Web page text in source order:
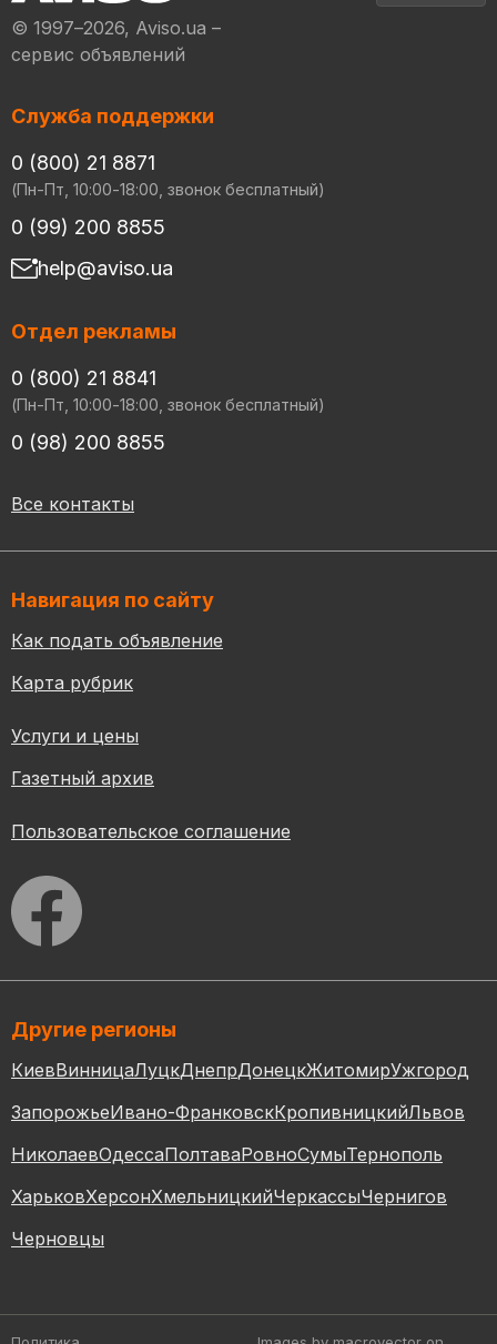
© 1997–2026, Aviso.ua –
сервис объявлений
Служба поддержки
0 (800) 21 8871
(Пн-Пт, 10:00-18:00, звонок бесплатный)
0 (99) 200 8855
help@aviso.ua
Отдел рекламы
0 (800) 21 8841
(Пн-Пт, 10:00-18:00, звонок бесплатный)
0 (98) 200 8855
Все контакты
Навигация по сайту
Как подать объявление
Карта рубрик
Услуги и цены
Газетный архив
Пользовательское соглашение
Другие регионы
КиевВинницаЛуцкДнепрДонецкЖитомирУжгород
ЗапорожьеИвано-ФранковскКропивницкийЛьвов
НиколаевОдессаПолтаваРовноСумыТернополь
ХарьковХерсонХмельницкийЧеркассыЧернигов
Черновцы